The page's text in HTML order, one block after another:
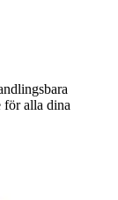
för alla dina